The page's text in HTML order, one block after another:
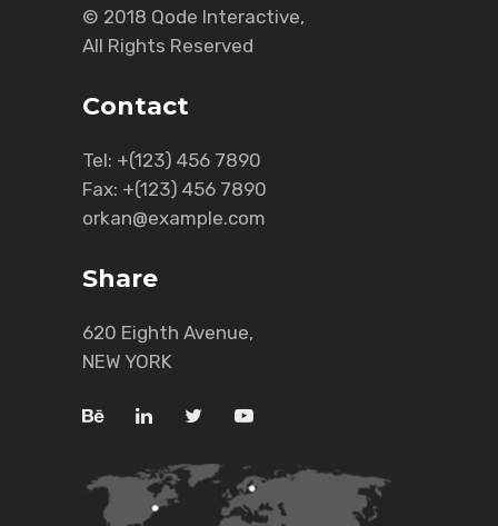
© 2018 Qode Interactive,
All Rights Reserved
Contact
Tel: +(123) 456 7890
Fax: +(123) 456 7890
orkan@example.com
Share
620 Eighth Avenue,
NEW YORK